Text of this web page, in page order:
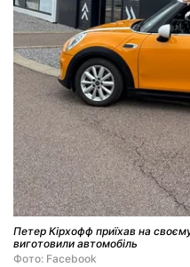
Петер Кірхофф приїхав на
виготовили автомобіль
Фото: Facebook